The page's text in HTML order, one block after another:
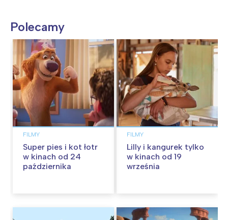
Polecamy
FILMY
Super pies i kot łotr
w kinach od 24
października
FILMY
Lilly i kangurek tylko
w kinach od 19
września